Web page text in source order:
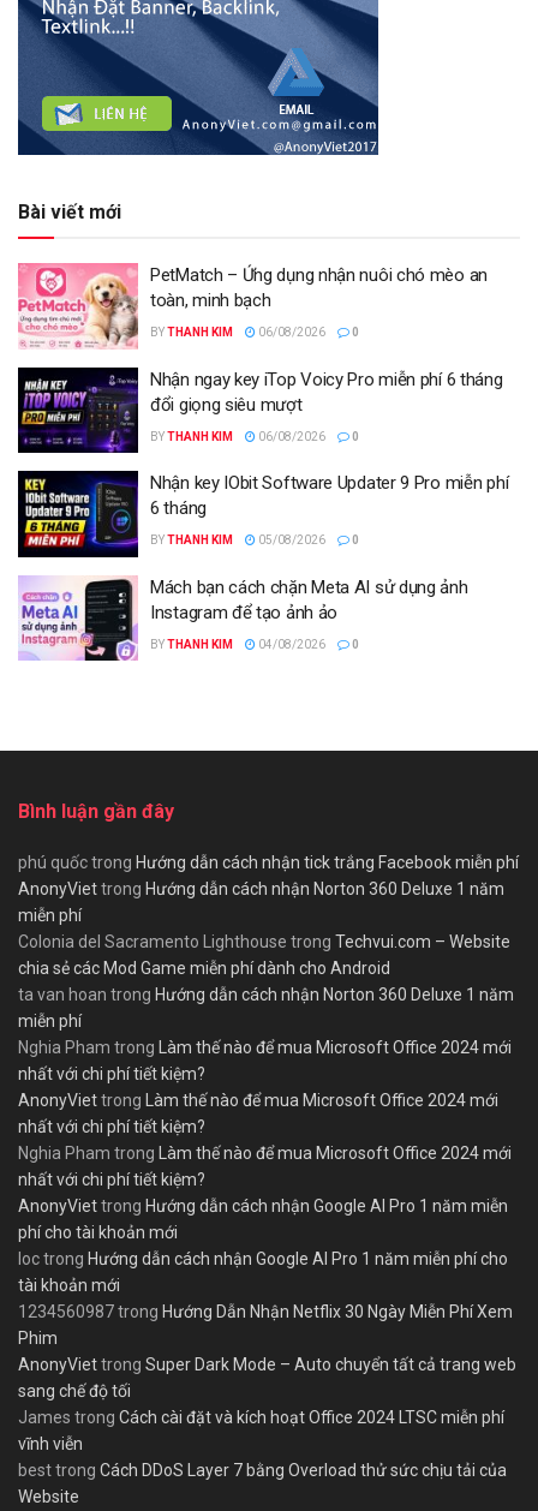
Bài viết mới
PetMatch – Ứng dụng nhận nuôi chó mèo an
toàn, minh bạch
BYTHANH KIM 06/08/2026 0
Nhận ngay key iTop Voicy Pro miễn phí 6 tháng
đổi giọng siêu mượt
BYTHANH KIM 06/08/2026 0
Nhận key IObit Software Updater 9 Pro miễn phí
6 tháng
BYTHANH KIM 05/08/2026 0
Mách bạn cách chặn Meta AI sử dụng ảnh
Instagram để tạo ảnh ảo
BYTHANH KIM 04/08/2026 0
Bình luận gần đây
phú quốctrong Hướng dẫn cách nhận tick trắng Facebook miễn phí
AnonyViettrong Hướng dẫn cách nhận Norton 360 Deluxe 1 năm
miễn phí
Colonia del Sacramento Lighthouse trong Techvui.com – Website
chia sẻ các Mod Game miễn phí dành cho Android
ta van hoan trong Hướng dẫn cách nhận Norton 360 Deluxe 1 năm
miễn phí
Nghia Pham trong Làm thế nào để mua Microsoft Office 2024 mới
nhất với chi phí tiết kiệm?
AnonyViettrong Làm thế nào để mua Microsoft Office 2024 mới
nhất với chi phí tiết kiệm?
Nghia Pham trong Làm thế nào để mua Microsoft Office 2024 mới
nhất với chi phí tiết kiệm?
AnonyViettrong Hướng dẫn cách nhận Google AI Pro 1 năm miễn
phí cho tài khoản mới
loctrong Hướng dẫn cách nhận Google AI Pro 1 năm miễn phí cho
tài khoản mới
1234560987trong Hướng Dẫn Nhận Netflix 30 Ngày Miễn Phí Xem
Phim
AnonyViettrong Super Dark Mode – Auto chuyển tất cả trang web
sang chế độ tối
James trong Cách cài đặt và kích hoạt Office 2024 LTSC miễn phí
vĩnh viễn
besttrong Cách DDoS Layer 7 bằng Overload thử sức chịu tải của
Website